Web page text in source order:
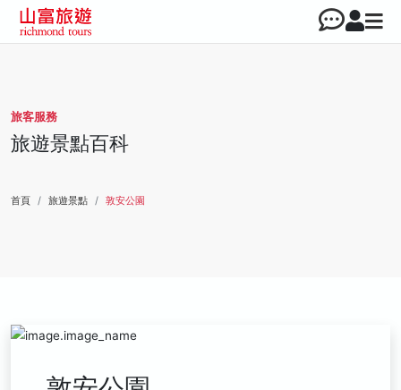
旅客服務
旅遊景點百科
首頁 旅遊景點 敦安公園